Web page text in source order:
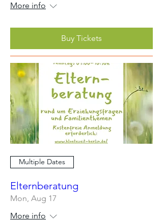
More info
Buy Tickets
Multiple Dates
Elternberatung
Mon, Aug 17
More info